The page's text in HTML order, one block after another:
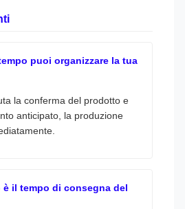
puoi organizzare la tua
la conferma del prodotto e
anticipato, la produzione
è il tempo di consegna del